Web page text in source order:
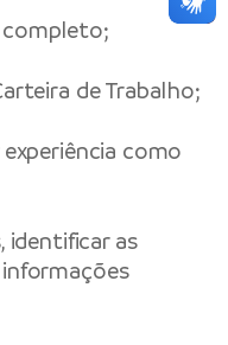
completo;
de Trabalho;
como
identificar as